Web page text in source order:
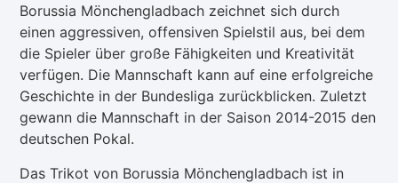
Borussia Mönchengladbach zeichnet sich durch
einen aggressiven, offensiven Spielstil aus, bei dem
die Spieler über große Fähigkeiten und Kreativität
verfügen. Die Mannschaft kann auf eine erfolgreiche
Geschichte in der Bundesliga zurückblicken. Zuletzt
gewann die Mannschaft in der Saison 2014-2015 den
deutschen Pokal.
Das Trikot von Borussia Mönchengladbach ist in